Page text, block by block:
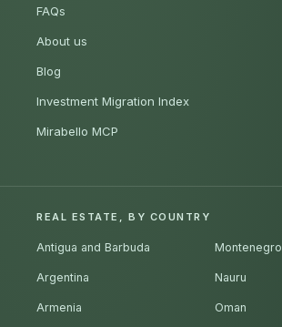
FAQs
About us
Blog
Investment Migration Index
Mirabello MCP
REAL ESTATE, BY COUNTRY
Antigua and Barbuda
Argentina
Armenia
Montenegro
Nauru
Oman